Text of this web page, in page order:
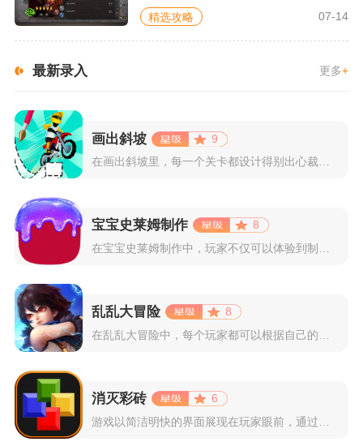
精选攻略 07-14
最新录入 更多+
画出斜坡
9
在画出斜坡里，每一个关卡都设计得别出心裁。玩家需要利用手指在...
宝宝史莱姆制作
8
在宝宝史莱姆制作中，玩家不仅可以体验到制作史莱姆的乐趣，还能...
乱乱大冒险
8
在乱乱大冒险中，每个玩家都可以根据自己的喜好选择和培养角色，...
消灭彩砖
6
游戏以简洁明快的界面展现在玩家眼前，通过简单的滑动屏幕即可控...